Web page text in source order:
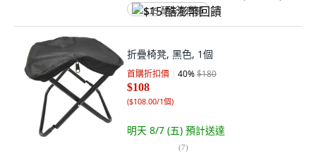
$15 酷澎幣回饋
折疊椅凳, 黑色, 1個
首購折扣價 40%$180
$108
($108.00/1個)
明天 8/7 (五) 預計送達
(7)